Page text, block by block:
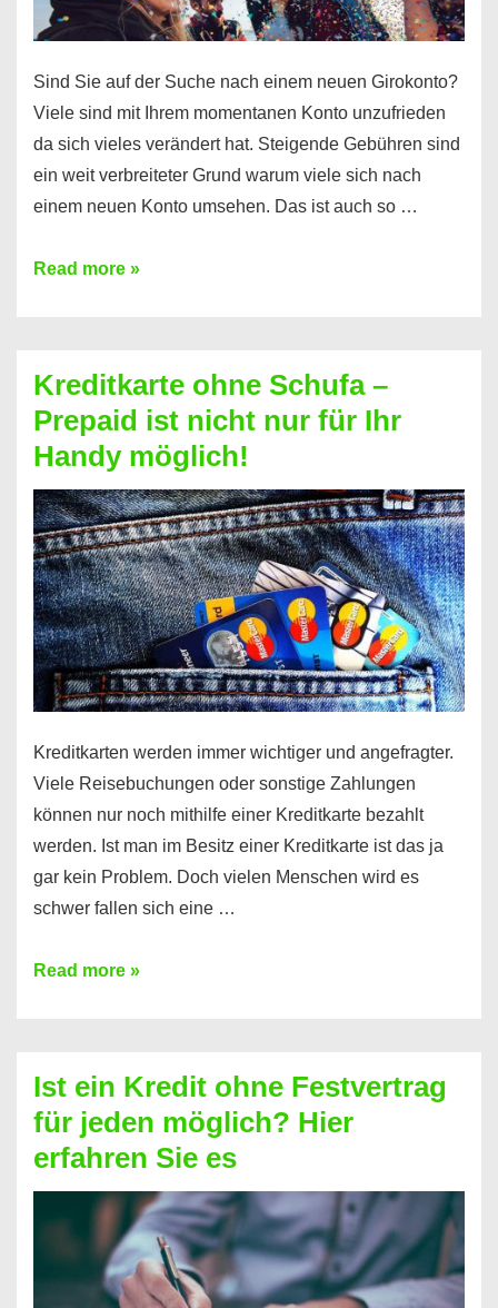
Sind Sie auf der Suche nach einem neuen Girokonto?
Viele sind mit Ihrem momentanen Konto unzufrieden
da sich vieles verändert hat. Steigende Gebühren sind
ein weit verbreiteter Grund warum viele sich nach
einem neuen Konto umsehen. Das ist auch so …
Konto
Neueröffnung
trotz
Schufaeintrag
möglich
Read more »
Kreditkarte ohne Schufa –
Prepaid ist nicht nur für Ihr
Handy möglich!
Kreditkarten werden immer wichtiger und angefragter.
Viele Reisebuchungen oder sonstige Zahlungen
können nur noch mithilfe einer Kreditkarte bezahlt
werden. Ist man im Besitz einer Kreditkarte ist das ja
gar kein Problem. Doch vielen Menschen wird es
schwer fallen sich eine …
Kreditkarte
Prepaid
ist
nicht
nur
für
Handy
Read more »
Ist ein Kredit ohne Festvertrag
für jeden möglich? Hier
erfahren Sie es